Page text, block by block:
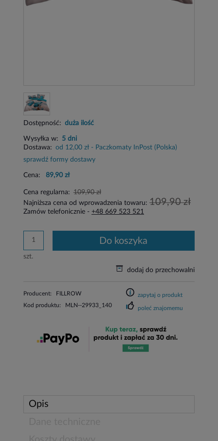
Dostępność: duża ilość
Wysyłka w:
5 dni
Dostawa: od 12,00 zł - Paczkomaty InPost (Polska)
sprawdź formy dostawy
Cena: 89,90 zł
Cena regularna: 109,90 zł
Najniższa cena od wprowadzenia towaru: 109,90 zł
Zamów telefonicznie - +48 669 523 521
szt.
do koszyka
dodaj do przechowalni
Producent:
FILLROW
Kod produktu:
MLN--29933_140
zapytaj o produkt
poleć znajomemu
Opis